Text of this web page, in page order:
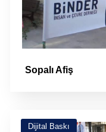
Sopalı Afiş
Dijital Baskı